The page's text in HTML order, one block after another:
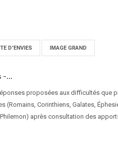
D'ENVIES IMAGE GRAND
-...
proposées aux difficultés que
Corinthiens, Galates,
après consultation des